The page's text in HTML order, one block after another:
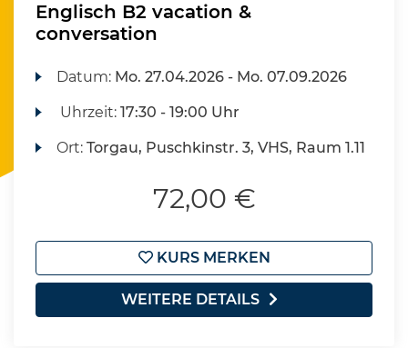
Englisch B2 vacation &
conversation
Datum: Mo. 27.04.2026 - Mo. 07.09.2026
Uhrzeit:17:30 - 19:00 Uhr
Ort:Torgau, Puschkinstr. 3, VHS, Raum 1.11
72,00 €
KURS MERKEN
WEITERE DETAILS